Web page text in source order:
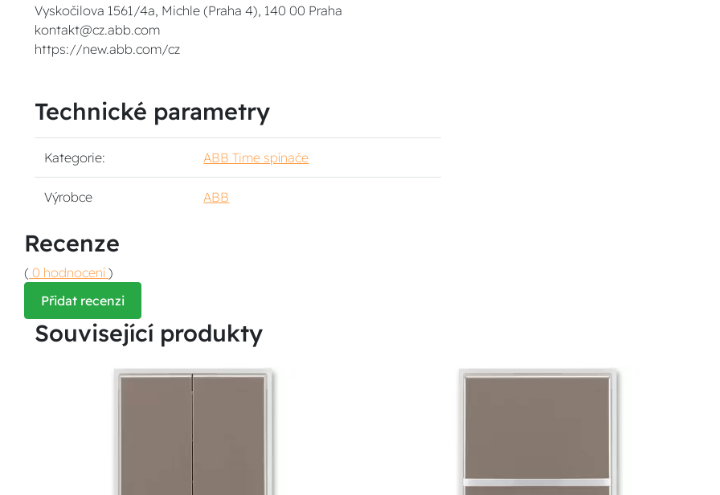
Vyskočilova 1561/4a, Michle (Praha 4), 140 00 Praha
kontakt@cz.abb.com
https://new.abb.com/cz
Technické parametry
Kategorie: ABB Time spínače
Výrobce ABB
Recenze
( 0 hodnocení )
Přidat recenzi
Související produkty